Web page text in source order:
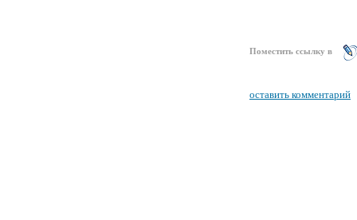
Поместить ссылку в
оставить комментарий